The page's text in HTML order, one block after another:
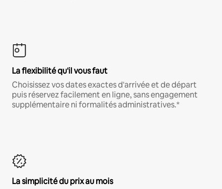
La flexibilité qu'il vous faut
Choisissez vos dates exactes d'arrivée et de départ
puis réservez facilement en ligne, sans engagement
supplémentaire ni formalités administratives.*
La simplicité du prix au mois